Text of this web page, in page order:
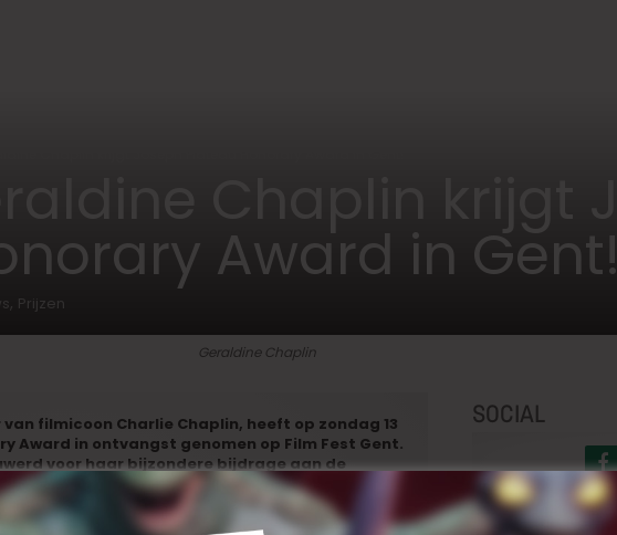
Award in Gent!
, Prijzen
Geraldine Chaplin
filmicoon Charlie Chaplin, heeft op zondag 13
Award in ontvangst genomen op Film Fest Gent.
voor haar bijzondere bijdrage aan de
palmares.
Chaplin nam haar carrièreprijs in ontvangst vlak voor
SOCIAL